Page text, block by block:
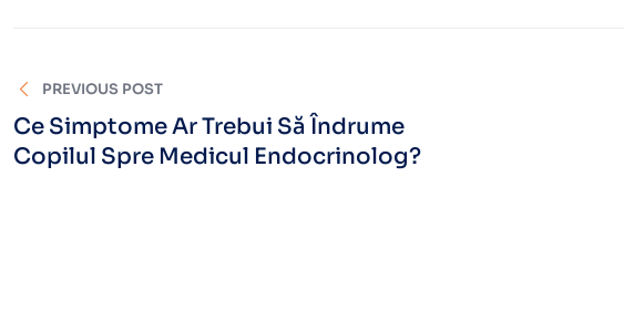
PREVIOUS POST
Ce Simptome Ar Trebui Să Îndrume
Copilul Spre Medicul Endocrinolog?